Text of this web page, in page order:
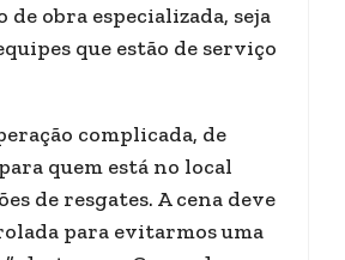
de obra especializada, seja
que estão de serviço
complicada, de
quem está no local
de resgates. A cena deve
para evitarmos uma